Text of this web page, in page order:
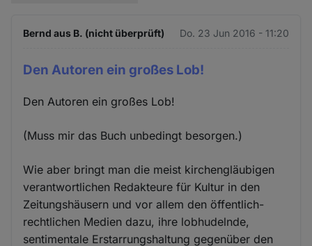
Bernd aus B. (nicht überprüft) Do. 23 Jun 2016 - 11:20
Den Autoren ein großes Lob!
Den Autoren ein großes Lob!
(Muss mir das Buch unbedingt besorgen.)
Wie aber bringt man die meist kirchengläubigen
verantwortlichen Redakteure für Kultur in den
Zeitungshäusern und vor allem den öffentlich-
rechtlichen Medien dazu, ihre lobhudelnde,
sentimentale Erstarrungshaltung gegenüber den